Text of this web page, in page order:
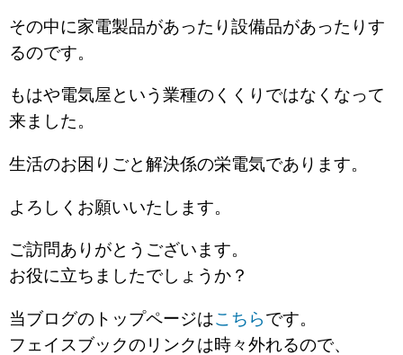
その中に家電製品があったり設備品があったりす
るのです。
もはや電気屋という業種のくくりではなくなって
来ました。
生活のお困りごと解決係の栄電気であります。
よろしくお願いいたします。
ご訪問ありがとうございます。
お役に立ちましたでしょうか？
当ブログのトップページはこちらです。
フェイスブックのリンクは時々外れるので、